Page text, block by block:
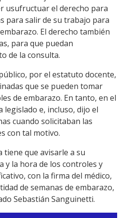
usufructuar el derecho para
para salir de su trabajo para
El derecho también
para que puedan
de la consulta.
por el estatuto docente,
que se pueden tomar
de embarazo. En tanto, en el
e, incluso, dijo el
cuando solicitaban las
con tal motivo.
tiene que avisarle a su
y la hora de los controles y
con la firma del médico,
de semanas de embarazo,
Sebastián Sanguinetti.